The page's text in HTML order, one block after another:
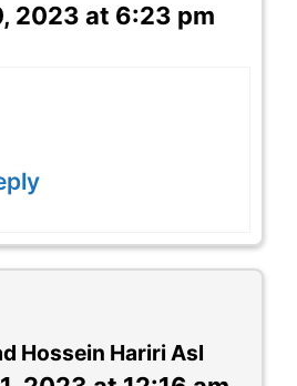
2023 at 6:23 pm
Hossein Hariri Asl